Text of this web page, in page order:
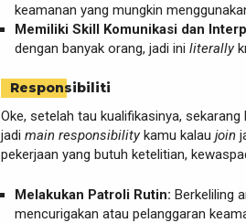
keamanan yang mungkin
Memiliki Skill Komunikasi dan
dengan banyak orang, jadi ini literally
Responsibiliti
Oke, setelah tau kualifikasinya,
jadi main responsibilitykamu kalau join
pekerjaan yang butuh ketelitian,
Melakukan Patroli Rutin: Berkeliling
mencurigakan atau pelanggaran